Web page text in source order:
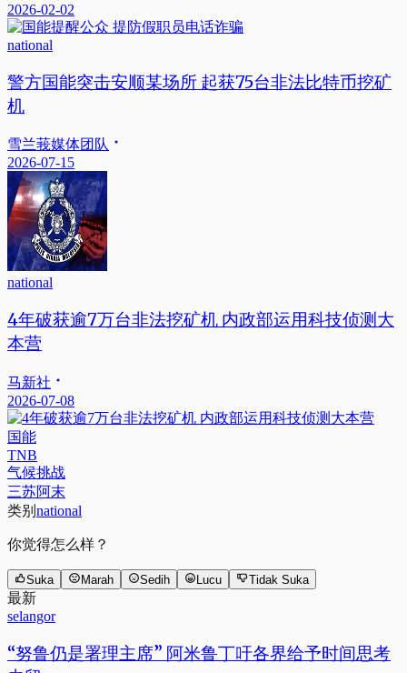
2026-02-02
national
警方国能突击安顺某场所 起获75台非法比特币挖矿
机
雪兰莪媒体团队
2026-07-15
national
4年破获逾7万台非法挖矿机 内政部运用科技侦测大
本营
马新社
2026-07-08
国能
TNB
气候挑战
三苏阿末
类别 national
你觉得怎么样？
Suka Marah Sedih Lucu Tidak Suka
最新
selangor
“努鲁仍是署理主席” 阿米鲁丁吁各界给予时间思考